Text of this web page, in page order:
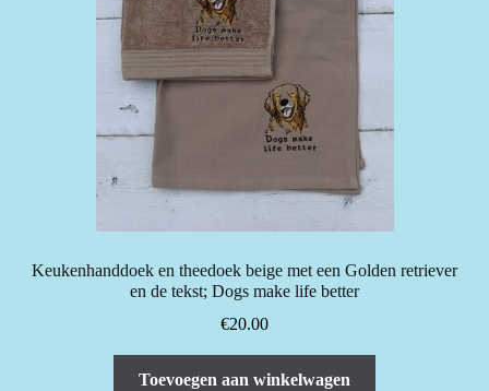
Keukenhanddoek en theedoek beige met een Golden retriever
en de tekst; Dogs make life better
€20.00
Toevoegen aan winkelwagen